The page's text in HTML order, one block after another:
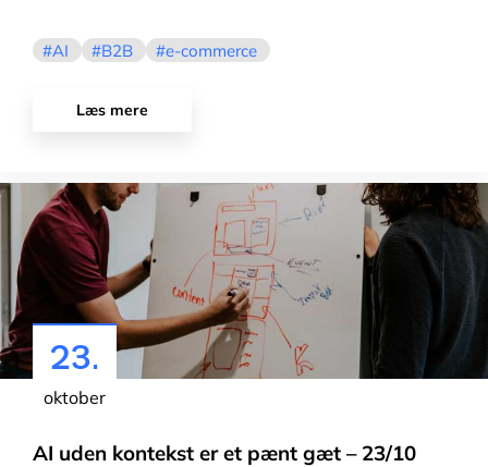
AI B2B e-commerce
Læs mere
23.
oktober
AI uden kontekst er et pænt gæt – 23/10